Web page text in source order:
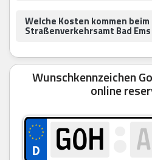
Welche Kosten kommen beim
Straßenverkehrsamt Bad
Wunschkennzeichen
online